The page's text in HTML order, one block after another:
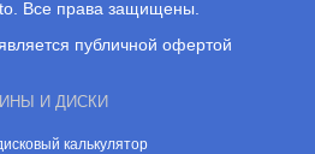
Все права защищены.
публичной офертой
И ДИСКИ
калькулятор